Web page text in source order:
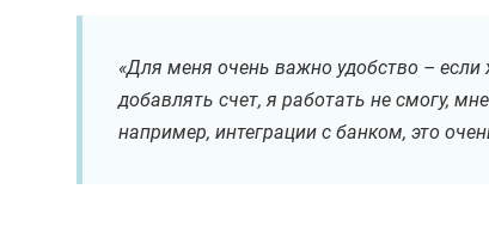
«Для меня очень важно удобство – если
добавлять счет, я работать не смогу,
например, интеграции с банком, это